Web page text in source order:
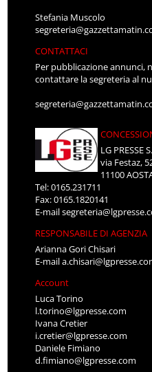
Stefania Muscolo
CONTATTACI
Per pubblicazione annunci,
contattare la segreteria al
LG PRESSE
via Festaz,
11100
Tel: 0165.231711
Fax: 0165.1820141
E-mail
RESPONSABILE DI AGENZIA
Arianna Gori Chisari
E-mail
Account
Luca Torino
l.torino@lgpresse.com
Ivana Cretier
i.cretier@lgpresse.com
Daniele Fimiano
d.fimiano@lgpresse.com